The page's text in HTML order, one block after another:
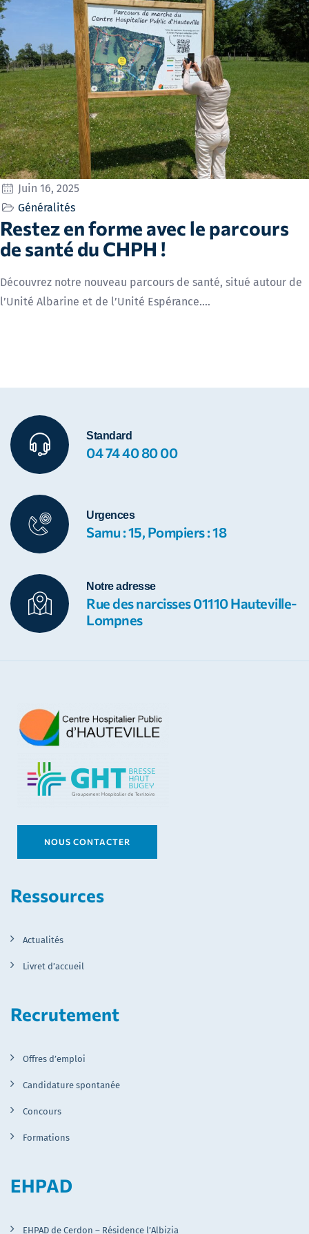
Juin 16, 2025
Généralités
Restez en forme avec le parcours
de santé du CHPH !
Découvrez notre nouveau parcours de santé, situé autour de
l’Unité Albarine et de l’Unité Espérance.…
Standard
04 74 40 80 00
Urgences
Samu : 15, Pompiers : 18
Notre adresse
Rue des narcisses 01110 Hauteville-
Lompnes
NOUS CONTACTER
Ressources
Actualités
Livret d’accueil
Recrutement
Offres d’emploi
Candidature spontanée
Concours
Formations
EHPAD
EHPAD de Cerdon – Résidence l’Albizia